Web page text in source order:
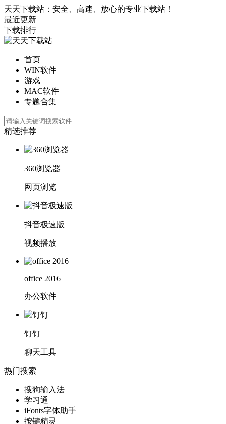
天天下载站：安全、高速、放心的专业下载站！
最近更新
下载排行
首页
WIN软件
游戏
MAC软件
专题合集
精选推荐
360浏览器
网页浏览
抖音极速版
视频播放
office 2016
办公软件
钉钉
聊天工具
热门搜索
搜狗输入法
学习通
iFonts字体助手
按键精灵